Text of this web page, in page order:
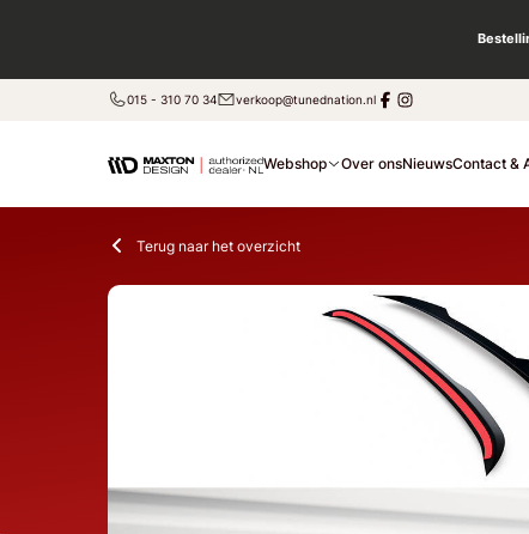
015 - 310 70 34 verkoop@tunednation.nl
Webshop Over onsNieuwsContact &
Terug naar het overzicht